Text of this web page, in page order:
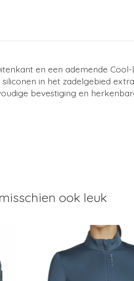
en een ademende
in het zadelgebied
bevestiging en
ook leuk